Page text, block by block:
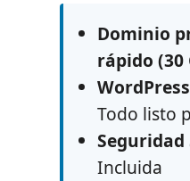
Dominio
rápido (30
Todo listo
Seguridad
Incluida